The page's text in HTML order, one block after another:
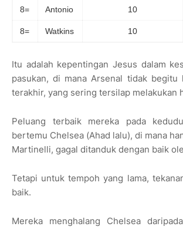
8= Antonio 10
8= Watkins 10
Itu adalah kepentingan Jesus dalam
pasukan, di mana Arsenal tidak
terakhir, yang sering tersilap melakukan
Peluang terbaik mereka pada
bertemu Chelsea (Ahad lalu), di mana
Martinelli, gagal ditanduk dengan baik
Tetapi untuk tempoh yang lama,
baik.
Mereka menghalang Chelsea